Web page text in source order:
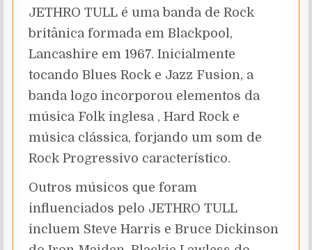
JETHRO TULL é uma banda de Rock
britânica formada em Blackpool,
Lancashire em 1967. Inicialmente
tocando Blues Rock e Jazz Fusion, a
banda logo incorporou elementos da
música Folk inglesa , Hard Rock e
música clássica, forjando um som de
Rock Progressivo característico.
Outros músicos que foram
influenciados pelo JETHRO TULL
incluem Steve Harris e Bruce Dickinson